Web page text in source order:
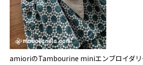
amioriのTambourine miniエンブロイダリ